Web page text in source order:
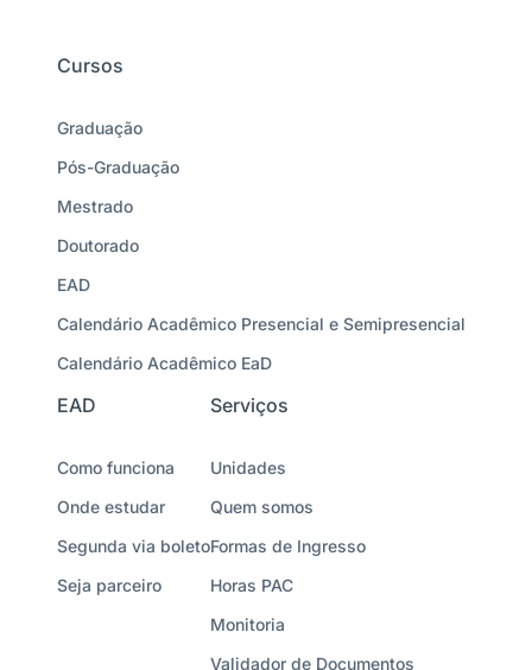
Cursos
Graduação
Pós-Graduação
Mestrado
Doutorado
EAD
Calendário Acadêmico Presencial e Semipresencial
Calendário Acadêmico EaD
EAD
Como funciona
Onde estudar
Segunda via boleto
Seja parceiro
Serviços
Unidades
Quem somos
Formas de Ingresso
Horas PAC
Monitoria
Validador de Documentos